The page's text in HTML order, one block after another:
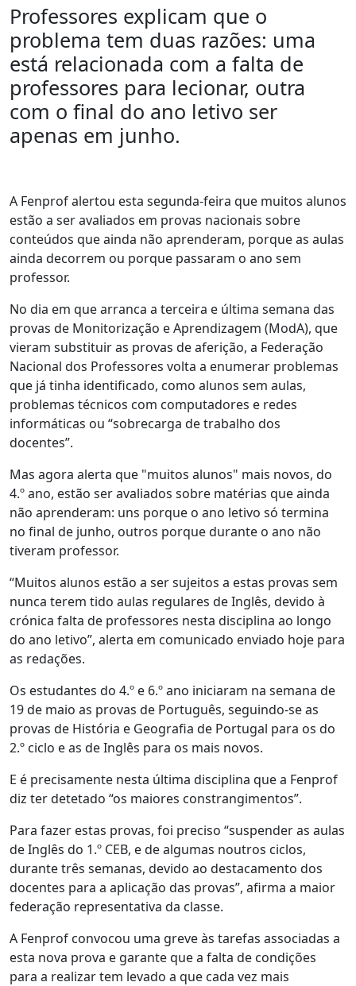
Professores explicam que o
problema tem duas razões: uma
está relacionada com a falta de
professores para lecionar, outra
com o final do ano letivo ser
apenas em junho.
A Fenprof alertou esta segunda-feira que muitos alunos
estão a ser avaliados em provas nacionais sobre
conteúdos que ainda não aprenderam, porque as aulas
ainda decorrem ou porque passaram o ano sem
professor.
No dia em que arranca a terceira e última semana das
provas de Monitorização e Aprendizagem (ModA), que
vieram substituir as provas de aferição, a Federação
Nacional dos Professores volta a enumerar problemas
que já tinha identificado, como alunos sem aulas,
problemas técnicos com computadores e redes
informáticas ou “sobrecarga de trabalho dos
docentes”.
Mas agora alerta que "muitos alunos" mais novos, do
4.º ano, estão ser avaliados sobre matérias que ainda
não aprenderam: uns porque o ano letivo só termina
no final de junho, outros porque durante o ano não
tiveram professor.
“Muitos alunos estão a ser sujeitos a estas provas sem
nunca terem tido aulas regulares de Inglês, devido à
crónica falta de professores nesta disciplina ao longo
do ano letivo”, alerta em comunicado enviado hoje para
as redações.
Os estudantes do 4.º e 6.º ano iniciaram na semana de
19 de maio as provas de Português, seguindo-se as
provas de História e Geografia de Portugal para os do
2.º ciclo e as de Inglês para os mais novos.
E é precisamente nesta última disciplina que a Fenprof
diz ter detetado “os maiores constrangimentos”.
Para fazer estas provas, foi preciso “suspender as aulas
de Inglês do 1.º CEB, e de algumas noutros ciclos,
durante três semanas, devido ao destacamento dos
docentes para a aplicação das provas”, afirma a maior
federação representativa da classe.
A Fenprof convocou uma greve às tarefas associadas a
esta nova prova e garante que a falta de condições
para a realizar tem levado a que cada vez mais